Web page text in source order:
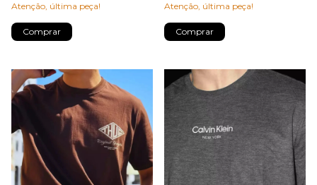
Atenção, última peça!
Comprar
Atenção, última peça!
Comprar